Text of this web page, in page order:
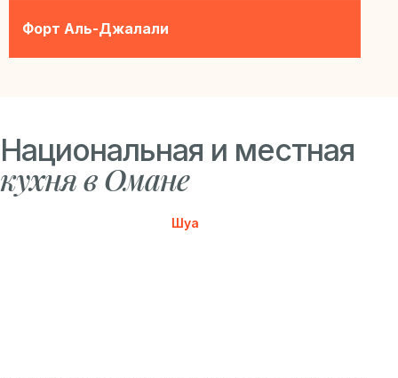
Форт Аль-Джалали
Национальная и местная
кухня в Омане
Шуа